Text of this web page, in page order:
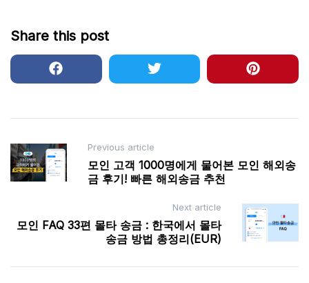
Share this post
Post
navigation
Previous article
모인 고객 1000명에게 물어본 모인 해외송
금 후기! 빠른 해외송금 추천
Next article
모인 FAQ 33편 몰타 송금 : 한국에서 몰타
송금 방법 총정리(EUR)